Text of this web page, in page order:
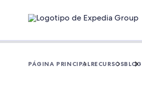
PÁGINA PRINCIPALRECURSOSBLOG